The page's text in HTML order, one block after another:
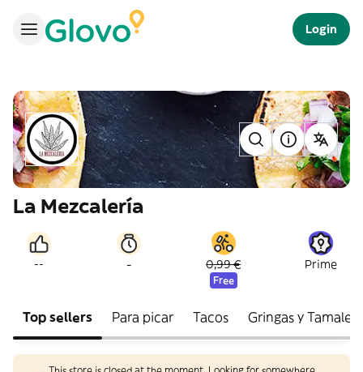
Login
La Mezcalería
-- - 0,99 €
Free
Prime
Top sellers Para picar Tacos Gringas y Tamales